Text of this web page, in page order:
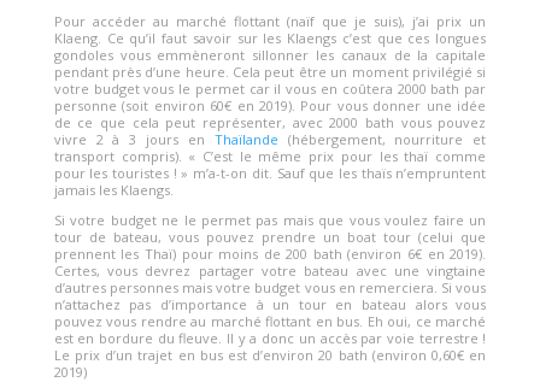
Pour accéder au marché flottant (naïf que je suis), j’ai prix un
Klaeng. Ce qu’il faut savoir sur les Klaengs c’est que ces longues
gondoles vous emmèneront sillonner les canaux de la capitale
pendant près d’une heure. Cela peut être un moment privilégié si
votre budget vous le permet car il vous en coûtera 2000 bath par
personne (soit environ 60€ en 2019). Pour vous donner une idée
de ce que cela peut représenter, avec 2000 bath vous pouvez
vivre 2 à 3 jours en Thaïlande (hébergement, nourriture et
transport compris). « C’est le même prix pour les thaï comme
pour les touristes ! » m’a-t-on dit. Sauf que les thaïs n’empruntent
jamais les Klaengs.
Si votre budget ne le permet pas mais que vous voulez faire un
tour de bateau, vous pouvez prendre un boat tour (celui que
prennent les Thaï) pour moins de 200 bath (environ 6€ en 2019).
Certes, vous devrez partager votre bateau avec une vingtaine
d’autres personnes mais votre budget vous en remerciera. Si vous
n’attachez pas d’importance à un tour en bateau alors vous
pouvez vous rendre au marché flottant en bus. Eh oui, ce marché
est en bordure du fleuve. Il y a donc un accès par voie terrestre !
Le prix d’un trajet en bus est d’environ 20 bath (environ 0,60€ en
2019)